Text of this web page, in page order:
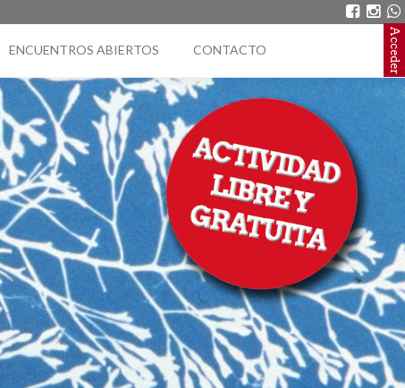
ENCUENTROS ABIERTOS CONTACTO Acceder